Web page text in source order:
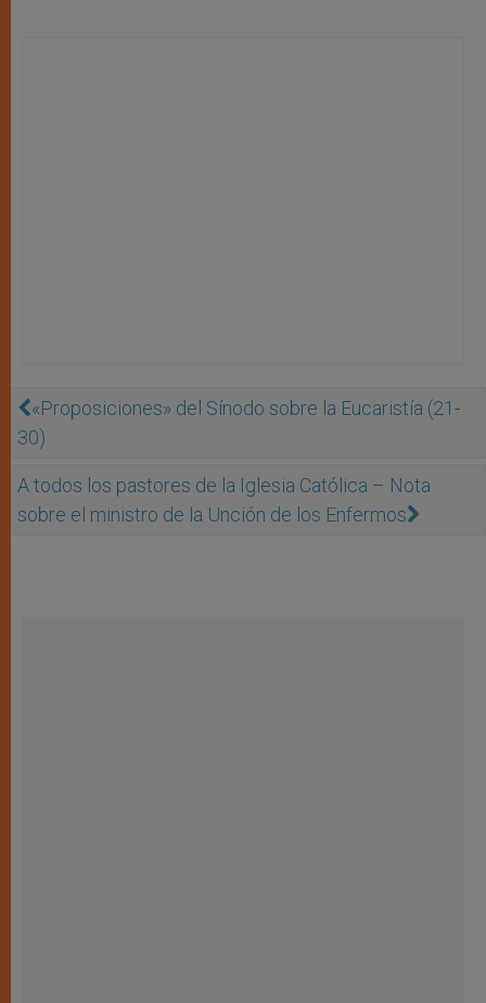
«Proposiciones» del Sínodo sobre la Eucaristía (21-
30)
A todos los pastores de la Iglesia Católica – Nota
sobre el ministro de la Unción de los Enfermos